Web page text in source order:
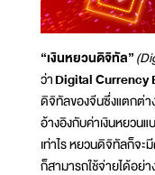
“เงินหยวนดิจิทัล”
ว่าDigital Currency
ดิจิทัลของจีนซึ่งแตกต่า
อ้างอิงกับค่าเงินหยวน
เท่าไร หยวนดิจิทัลก็จ
ก็สามารถใช้จ่ายได้อย่